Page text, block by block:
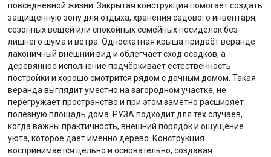
повседневной жизни. Закрытая конструкция помогает создать
защищённую зону для отдыха, хранения садового инвентаря,
сезонных вещей или спокойных семейных посиделок без
лишнего шума и ветра. Односкатная крыша придаёт веранде
лаконичный внешний вид и облегчает сход осадков, а
деревянное исполнение подчёркивает естественность
постройки и хорошо смотрится рядом с дачным домом. Такая
веранда выглядит уместно на загородном участке, не
перегружает пространство и при этом заметно расширяет
полезную площадь дома. РУЗА подходит для тех случаев,
когда важны практичность, внешний порядок и ощущение
уюта, которое даёт именно дерево. Конструкция
воспринимается цельно и основательно, создавая